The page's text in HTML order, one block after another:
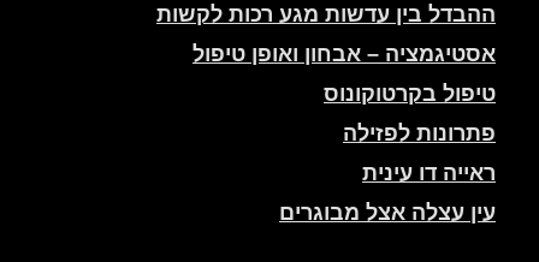
ההבדל בין עדשות מגע רכות לקשות
אסטיגמציה – אבחון ואופן טיפול
טיפול בקרטוקונוס
פתרונות לפזילה
ראייה דו עינית
עין עצלה אצל מבוגרים